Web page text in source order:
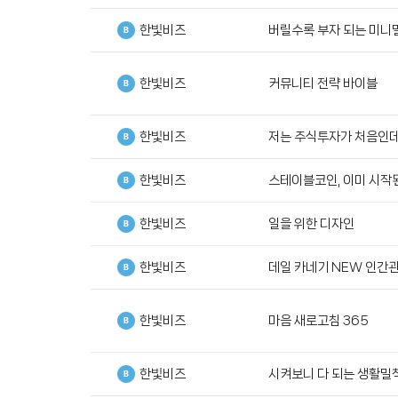
한빛비즈 버릴수록 부자 되는 미니
한빛비즈 커뮤니티 전략 바이블
한빛비즈 저는 주식투자가 처음인
한빛비즈 스테이블코인, 이미 시작
한빛비즈 일을 위한 디자인
한빛비즈 데일 카네기 NEW 인간
한빛비즈 마음 새로고침 365
한빛비즈 시켜보니 다 되는 생활밀